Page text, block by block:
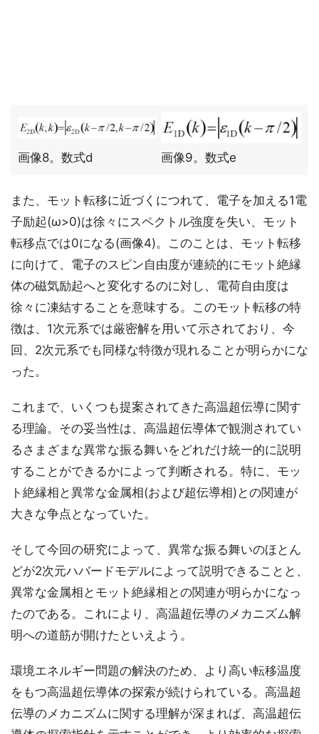
画像8。数式d 画像9。数式e
また、モット転移に近づくにつれて、電子を加える1電
子励起(ω>0)は徐々にスペクトル強度を失い、モット
転移点では0になる(画像4)。このことは、モット転移
に向けて、電子のスピン自由度が連続的にモット絶縁
体の磁気励起へと変化するのに対し、電荷自由度は
徐々に凍結することを意味する。このモット転移の特
徴は、1次元系では厳密解を用いて示されており、今
回、2次元系でも同様な特徴が現れることが明らかにな
った。
これまで、いくつも提案されてきた高温超伝導に関す
る理論。その妥当性は、高温超伝導体で観測されてい
るさまざまな異常な振る舞いをどれだけ統一的に説明
することができるかによって判断される。特に、モッ
ト絶縁相と異常な金属相(および超伝導相)との関連が
大きな争点となっていた。
そして今回の研究によって、異常な振る舞いのほとん
どが2次元ハバードモデルによって説明できることと、
異常な金属相とモット絶縁相との関連が明らかになっ
たのである。これにより、高温超伝導のメカニズム解
明への道筋が開けたといえよう。
環境エネルギー問題の解決のため、より高い転移温度
をもつ高温超伝導体の探索が続けられている。高温超
伝導のメカニズムに関する理解が深まれば、高温超伝